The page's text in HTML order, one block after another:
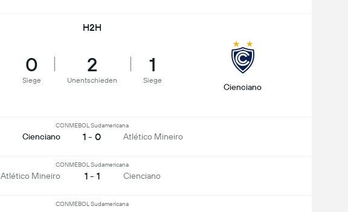
H2H
0
Siege
2
Unentschieden
1
Siege
Cienciano
Cienciano
CONMEBOL Sudamericana
1 - 0 Atlético Mineiro
Atlético Mineiro
CONMEBOL Sudamericana
1 - 1 Cienciano
CONMEBOL Sudamericana